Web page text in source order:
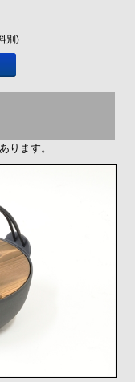
別)
ります。